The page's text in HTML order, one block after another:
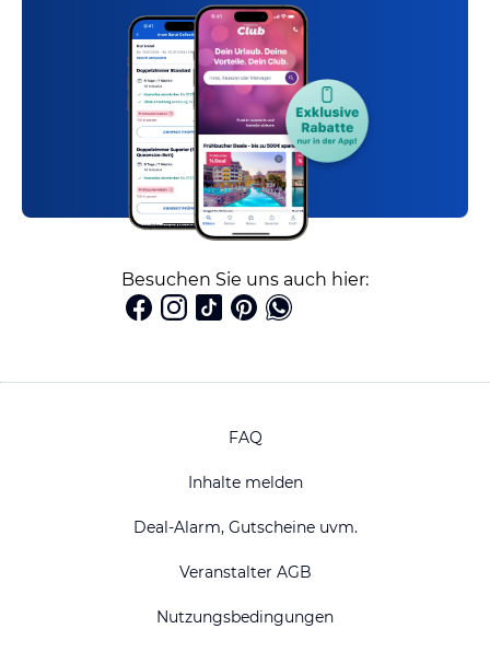
Besuchen Sie uns auch hier:
FAQ
Inhalte melden
Deal-Alarm, Gutscheine uvm.
Veranstalter AGB
Nutzungsbedingungen